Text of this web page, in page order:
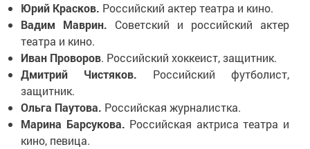
Юрий Красков. Российский актер театра и кино.
Вадим Маврин. Советский и российский актер
театра и кино.
Иван Проворов. Российский хоккеист, защитник.
Дмитрий Чистяков. Российский футболист,
защитник.
Ольга Паутова. Российская журналистка.
Марина Барсукова. Российская актриса театра и
кино, певица.